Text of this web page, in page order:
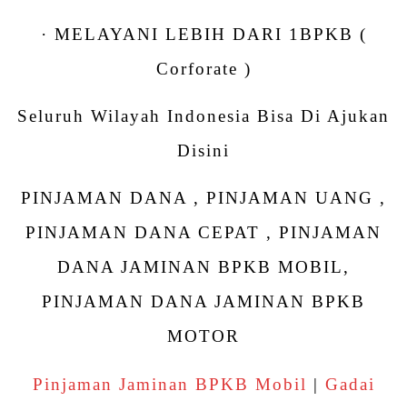
· MELAYANI LEBIH DARI 1BPKB (
Corforate )
Seluruh Wilayah Indonesia Bisa Di Ajukan
Disini
PINJAMAN DANA , PINJAMAN UANG ,
PINJAMAN DANA CEPAT , PINJAMAN
DANA JAMINAN BPKB MOBIL,
PINJAMAN DANA JAMINAN BPKB
MOTOR
Pinjaman Jaminan BPKB Mobil | Gadai